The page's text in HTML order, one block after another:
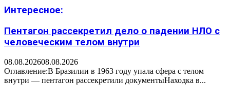
Интересное:
Пентагон рассекретил дело о падении НЛО с
человеческим телом внутри
08.08.202608.08.2026
Оглавление:В Бразилии в 1963 году упала сфера с телом
внутри — пентагон рассекретили документыНаходка в...